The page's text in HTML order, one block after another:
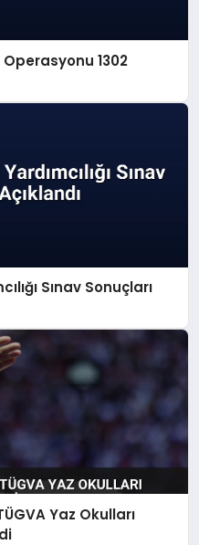
Operasyonu 1302
Sınav Sonuçları
Yaz Okulları